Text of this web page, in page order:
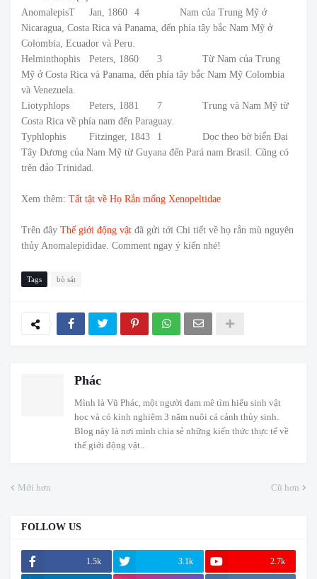
AnomalepisT
Jan, 1860 4
Nam của Trung Mỹ ở
Nicaragua, Costa Rica và Panama, đến phía tây bắc Nam Mỹ ở
Colombia, Ecuador và Peru.
Helminthophis
Peters, 1860 3
Từ Nam của Trung
Mỹ ở Costa Rica và Panama, đến phía tây bắc Nam Mỹ Colombia
và Venezuela.
Liotyphlops
Peters, 1881 7
Trung và Nam Mỹ từ
Costa Rica về phía nam đến Paraguay.
Typhlophis
Fitzinger, 1843 1
Dọc theo bờ biển Đại
Tây Dương của Nam Mỹ từ Guyana đến Pará nam Brasil. Cũng có
trên đảo Trinidad.
Xem thêm: Tất tật về Họ Rắn mống Xenopeltidae
Trên đây Thế giới động vật đã gửi tới Chi tiết về họ rắn mù nguyên
thủy Anomalepididae. Comment ngay ý kiến nhé!
Tags bò sát
Phác
Mình là Vũ Phác, một người đam mê tìm hiểu sinh vật
học và có kinh nghiệm 3 năm nuôi cá cảnh thủy sinh.
Blog này là nơi mình chia sẻ những kiến thức thực tế về
thế giới động vật..
Mới hơn Cũ hơn
FOLLOW US
1.5k 3.1k 2.7k